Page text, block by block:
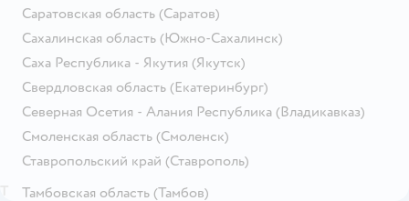
Саратовская область (Саратов)
Сахалинская область (Южно-Сахалинск)
Саха Республика - Якутия (Якутск)
Свердловская область (Екатеринбург)
Северная Осетия - Алания Республика (Владикавказ)
Смоленская область (Смоленск)
Ставропольский край (Ставрополь)
Тамбовская область (Тамбов)